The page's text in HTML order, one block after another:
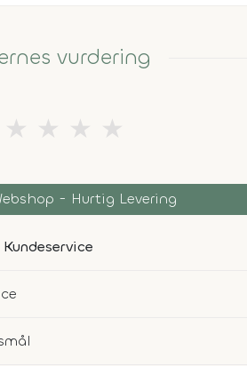
vurdering
★ ★ ★ ★
- Hurtig Levering
Kundeservice